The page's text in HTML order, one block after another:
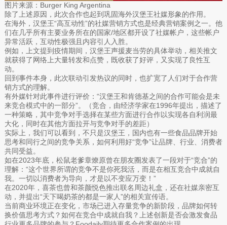
图片来源：Burger King Argentina
除了上述原因，此次合作也起到巩固海外汉堡王社媒形象的作用。
在海外，汉堡王“高互动性”的社媒营销方式也是经典营销案例之一。他
们在几乎所有主要业务所在的国家/地区都开设了社媒帐户，这些帐户
异常活跃，互动性极强且内容引人入胜。
例如，上文提到疫情期间，汉堡王声援麦当劳的具体举动，相关推文
就获得了网络上大量转发和点赞，既收获了好评，又实现了良性互
动。
回到事件本身，此次联动引发热议的同时，也扩宽了人们对于合作营
销方式的理解。
有外媒针对此事件进行评价：“汉堡王和肯德基之间的合作可能会是未
来竞合模式中的一部分”。（竞合，由经济学家在1996年提出，描述了
一种策略，其中竞争对手选择在某些方面进行合作以实现各自利润最
大化，同时在其他方面拉开与竞争对手的差距）
实际上，我们可以看到，不只是汉堡王，国内也有一些食品品牌开始
思考和同行之间的竞争关系，如何利用好“竞争”让品牌、行业、消费者
共同受益。
如在2023年底，松鼠老爹章燎原曾在朋友圈发表了一段对于“竞合”的
理解：“这个世界所谓的竞争不是你死我活，而是在相互竞合中成就自
我。一切以消费者为导向，才是以不变应万变！”
在2020年，喜茶也曾和茶颜悦色推出联名周边礼盒，还在社媒亲密互
动，并提出“天下喝奶茶的都是一家人”的相关宣传语。
当前商业环境正在变化，市场已进入存量竞争的新阶段，品牌如何转
换价值思考方式？如何在竞合中成就自我？上述创新是否会激发食品